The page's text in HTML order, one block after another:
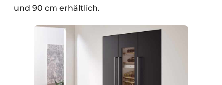
und 90 cm erhältlich.